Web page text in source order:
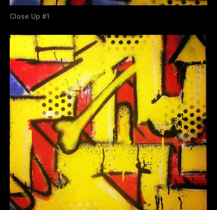
Close Up #1